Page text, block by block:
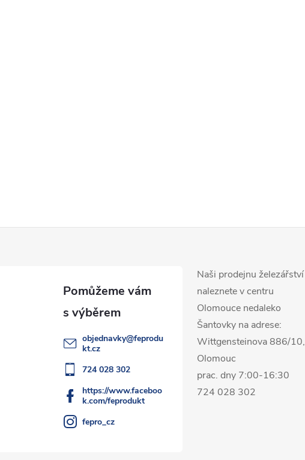
objednavky@feprodu
kt.cz
724 028 302
https://www.faceboo
k.com/feprodukt
fepro_cz
Naši prodejnu železářství
naleznete v centru
Olomouce nedaleko
Šantovky na adrese:
Wittgensteinova 886/10,
Olomouc
prac. dny 7:00-16:30
724 028 302